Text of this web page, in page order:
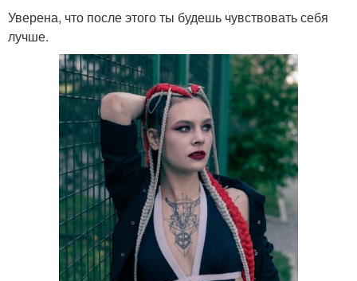
Уверена, что после этого ты будешь чувствовать себя
лучше.